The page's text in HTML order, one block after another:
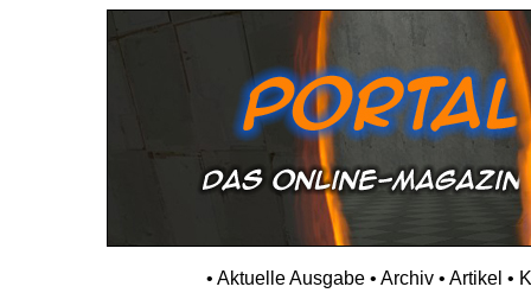
• Aktuelle Ausgabe• Archiv• Artikel •